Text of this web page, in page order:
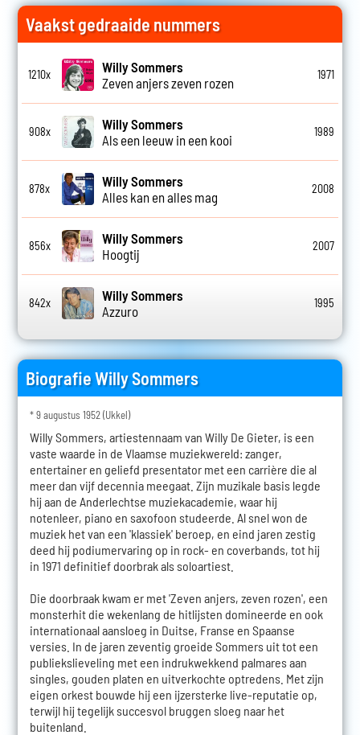
Vaakst gedraaide nummers
1210x
Willy Sommers
Zeven anjers zeven rozen
1971
908x
Willy Sommers
Als een leeuw in een kooi
1989
878x
Willy Sommers
Alles kan en alles mag
2008
856x
Willy Sommers
Hoogtij
2007
842x
Willy Sommers
Azzuro
1995
Biografie Willy Sommers
* 9 augustus 1952 (Ukkel)
Willy Sommers, artiestennaam van Willy De Gieter, is een
vaste waarde in de Vlaamse muziekwereld: zanger,
entertainer en geliefd presentator met een carrière die al
meer dan vijf decennia meegaat. Zijn muzikale basis legde
hij aan de Anderlechtse muziekacademie, waar hij
notenleer, piano en saxofoon studeerde. Al snel won de
muziek het van een 'klassiek' beroep, en eind jaren zestig
deed hij podiumervaring op in rock- en coverbands, tot hij
in 1971 definitief doorbrak als soloartiest.
Die doorbraak kwam er met 'Zeven anjers, zeven rozen', een
monsterhit die wekenlang de hitlijsten domineerde en ook
internationaal aansloeg in Duitse, Franse en Spaanse
versies. In de jaren zeventig groeide Sommers uit tot een
publiekslieveling met een indrukwekkend palmares aan
singles, gouden platen en uitverkochte optredens. Met zijn
eigen orkest bouwde hij een ijzersterke live-reputatie op,
terwijl hij tegelijk succesvol bruggen sloeg naar het
buitenland.